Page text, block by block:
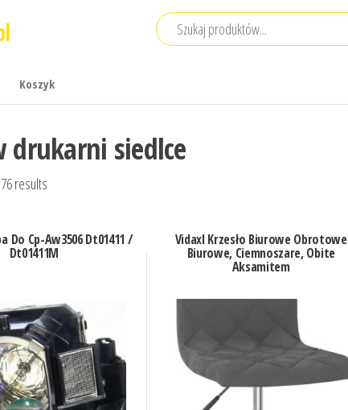
Koszyk
drukarni siedlce
results
Do Cp-Aw3506 Dt01411 /
Dt01411M
Vidaxl Krzesło Biurowe Obrotowe
Biurowe, Ciemnoszare, Obite
Aksamitem